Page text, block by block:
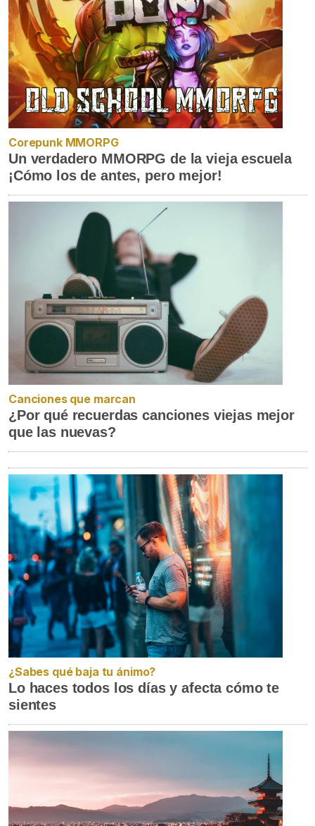
Corepunk MMORPG
Un verdadero MMORPG de la vieja escuela
¡Cómo los de antes, pero mejor!
Canciones que marcan
¿Por qué recuerdas canciones viejas mejor
que las nuevas?
¿Sabes qué baja tu ánimo?
Lo haces todos los días y afecta cómo te
sientes